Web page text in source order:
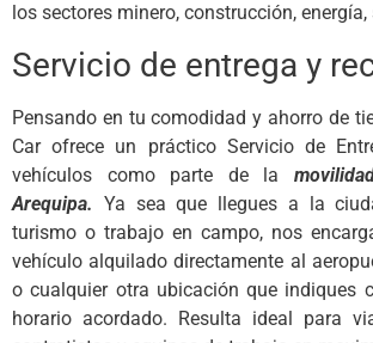
los sectores minero, construcción,
Servicio de entrega y
Pensando en tu comodidad y ahorro de
Car ofrece un práctico Servicio de
vehículos como parte de la
Arequipa. Ya sea que llegues a la
turismo o trabajo en campo, nos
vehículo alquilado directamente al
o cualquier otra ubicación que indiques
horario acordado. Resulta ideal para